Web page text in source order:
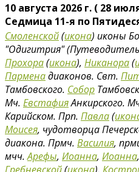
10 августа 2026 г. ( 28
Седмица 11-я по
Смоленской(икона) иконы
"Одигитрия"
Прохора(икона), Никанора(
Парменадиаконов. Свт.
Тамбовского. Собор
Мч. ЕвстафияАнкирского.
Карийском. Прп. Павла(
Моисея, чудотворца
диакона. Прмч. Василия,
мчч.Арефы, Иоанна, Иоанна,